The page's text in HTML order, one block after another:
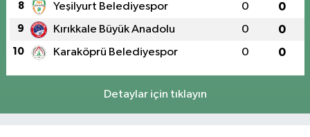
8 Yeşilyurt Belediyespor 0 0
9 Kırıkkale Büyük Anadolu 0 0
10 Karaköprü Belediyespor 0 0
Detaylar için tıklayın